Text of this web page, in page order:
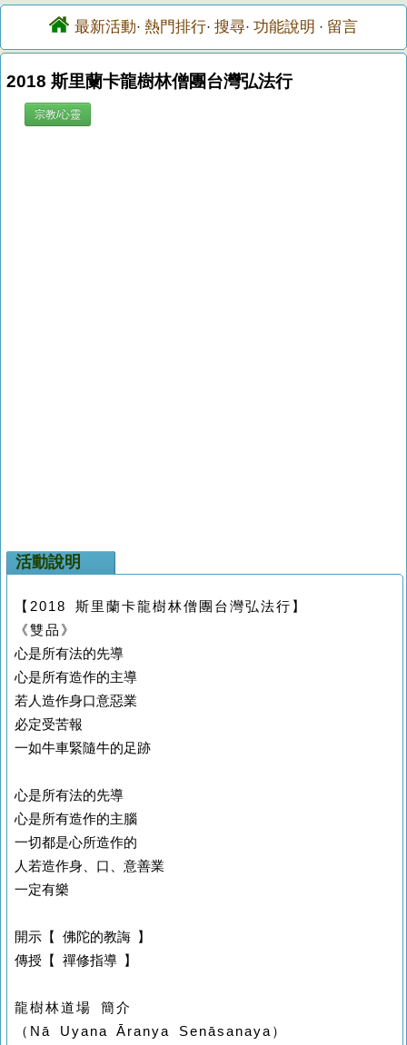
最新活動· 熱門排行· 搜尋· 功能說明 · 留言
2018 斯里蘭卡龍樹林僧團台灣弘法行
宗教/心靈
活動說明
【2018 斯里蘭卡龍樹林僧團台灣弘法行】
《雙品》
心是所有法的先導
心是所有造作的主導
若人造作身口意惡業
必定受苦報
一如牛車緊隨牛的足跡
心是所有法的先導
心是所有造作的主腦
一切都是心所造作的
人若造作身、口、意善業
一定有樂
開示【 佛陀的教誨 】
傳授【 禪修指導 】
龍樹林道場 簡介
（Nā Uyana Āranya Senāsanaya）